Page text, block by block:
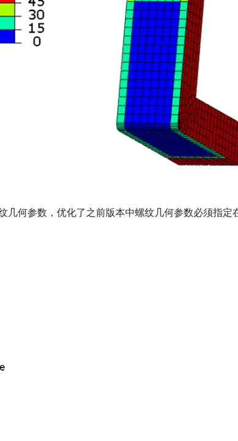
何参数，优化了之前版本中螺纹几何参数必须指